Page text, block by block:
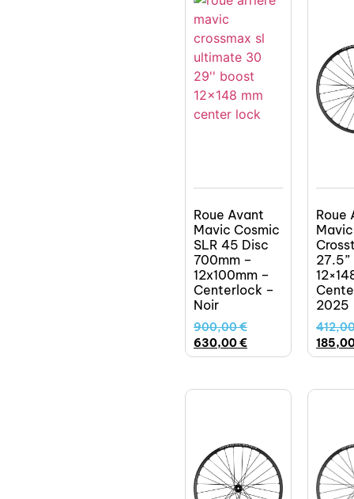
Roue Avant
Mavic Cosmic
SLR 45 Disc
700mm –
12x100mm –
Centerlock –
Noir
900,00€
630,00€
Roue
2025